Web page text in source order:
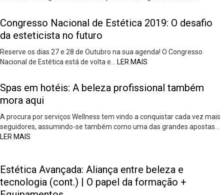
Congresso Nacional de Estética 2019: O desafio
da esteticista no futuro
Reserve os dias 27 e 28 de Outubro na sua agenda! O Congresso
Nacional de Estética está de volta e…
LER MAIS
Spas em hotéis: A beleza profissional também
mora aqui
A procura por serviços Wellness tem vindo a conquistar cada vez mais
seguidores, assumindo-se também como uma das grandes apostas…
LER MAIS
Estética Avançada: Aliança entre beleza e
tecnologia (cont.) | O papel da formação +